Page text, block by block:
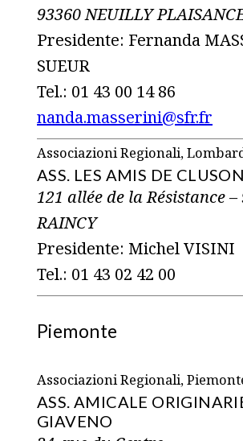
93360 NEUILLY
Presidente: Fernanda
SUEUR
Tel.: 01 43 00 14 86
nanda.masserini@sfr.fr
Associazioni Regionali,
ASS. LES AMIS DE
121 allée de la Résistance –
RAINCY
Presidente: Michel VISINI
Tel.: 01 43 02 42 00
Piemonte
Associazioni Regionali,
ASS. AMICALE
GIAVENO